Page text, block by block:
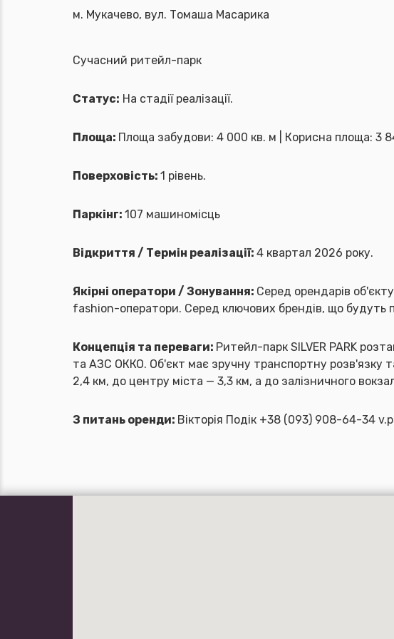
м. Мукачево, вул. Томаша Масарика
Сучасний ритейл-парк
Статус: На стадії реалізації.
Площа: Площа забудови: 4 000 кв. м | Корисна площа: 3
Поверховість: 1 рівень.
Паркінг: 107 машиномісць
Відкриття / Термін реалізації: 4 квартал 2026 року.
Якірні оператори / Зонування: Серед орендарів
fashion-оператори. Серед ключових брендів, що будуть
Концепція та переваги: Ритейл-парк SILVER PARK
та АЗС ОККО. Об'єкт має зручну транспортну розв'язку
2,4 км, до центру міста — 3,3 км, а до залізничного
З питань оренди: Вікторія Подік +38 (093) 908-64-34